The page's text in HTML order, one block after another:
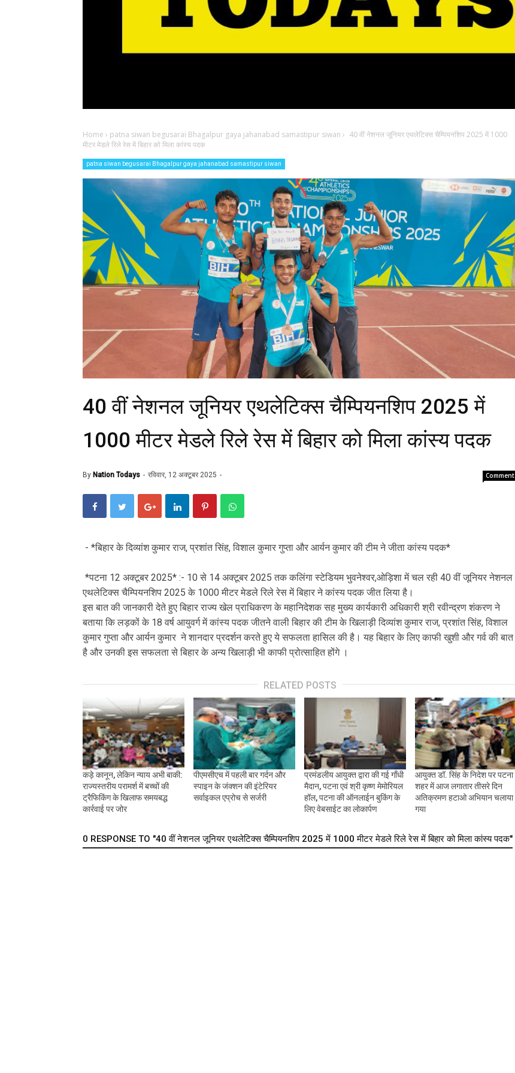
Home › patna siwan begusarai Bhagalpur gaya jahanabad samastipur siwan › 40 वीं नेशनल जूनियर एथलेटिक्स चैम्पियनशिप 2025 में 1000
मीटर मेडले रिले रेस में बिहार को मिला कांस्य पदक
patna siwan begusarai Bhagalpur gaya jahanabad samastipur siwan
40 वीं नेशनल जूनियर एथलेटिक्स चैम्पियनशिप 2025 में
1000 मीटर मेडले रिले रेस में बिहार को मिला कांस्य पदक
By Nation Todays रविवार, 12 अक्टूबर 2025 Comment
- *बिहार के दिव्यांश कुमार राज, प्रशांत सिंह, विशाल कुमार गुप्ता और आर्यन कुमार की टीम ने जीता कांस्य पदक*
*पटना 12 अक्टूबर 2025* :- 10 से 14 अक्टूबर 2025 तक कलिंगा स्टेडियम भुवनेश्वर,ओड़िशा में चल रही 40 वीं जूनियर नेशनल
एथलेटिक्स चैम्पियनशिप 2025 के 1000 मीटर मेडले रिले रेस में बिहार ने कांस्य पदक जीत लिया है।
इस बात की जानकारी देते हुए बिहार राज्य खेल प्राधिकरण के महानिदेशक सह मुख्य कार्यकारी अधिकारी श्री रवीन्द्रण शंकरण ने
बताया कि लड़कों के 18 वर्ष आयुवर्ग में कांस्य पदक जीतने वाली बिहार की टीम के खिलाड़ी दिव्यांश कुमार राज, प्रशांत सिंह, विशाल
कुमार गुप्ता और आर्यन कुमार ने शानदार प्रदर्शन करते हुए ये सफलता हासिल की है। यह बिहार के लिए काफी खुशी और गर्व की बात
है और उनकी इस सफलता से बिहार के अन्य खिलाड़ी भी काफी प्रोत्साहित होंगे ।
RELATED POSTS
कड़े कानून, लेकिन न्याय अभी बाकी:
राज्यस्तरीय परामर्श में बच्चों की
ट्रैफिकिंग के खिलाफ समयबद्ध
कार्रवाई पर जोर
पीएमसीएच में पहली बार गर्दन और
स्पाइन के जंक्शन की इंटेरियर
सर्वाइकल एप्रोच से सर्जरी
प्रमंडलीय आयुक्त द्वारा की गई गाँधी
मैदान, पटना एवं श्री कृष्ण मेमोरियल
हॉल, पटना की ऑनलाईन बुकिंग के
लिए वेबसाईट का लोकार्पण
आयुक्त डॉ. सिंह के निदेश पर पटना
शहर में आज लगातार तीसरे दिन
अतिक्रमण हटाओ अभियान चलाया
गया
0 RESPONSE TO "40 वीं नेशनल जूनियर एथलेटिक्स चैम्पियनशिप 2025 में 1000 मीटर मेडले रिले रेस में बिहार को मिला कांस्य पदक"